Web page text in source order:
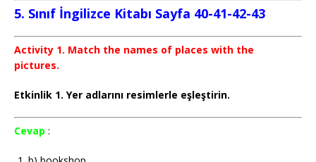
5. Sınıf İngilizce Kitabı Sayfa 40-41-42-43
Activity 1. Match the names of places with the
pictures.
Etkinlik 1. Yer adlarını resimlerle eşleştirin.
Cevap :